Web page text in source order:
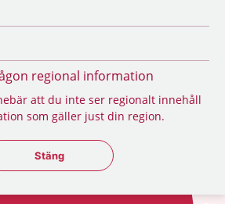
regional information
att du inte ser regionalt innehåll
som gäller just din region.
Stäng regionsväljaren
Stäng